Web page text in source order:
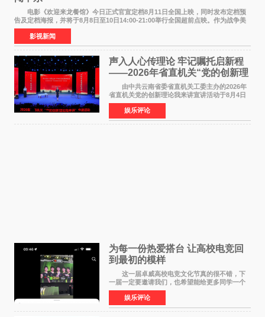
电影《欢迎来龙餐馆》今日正式官宣定档8月11日全国上映，同时发布定档预
告及定档海报，并将于8月8日至10日14:00-21:00举行全国超前点映。作为战争美
食大片，影片讲述的是中国厨师徐福（沈腾
影视新闻
声入人心传理论 牢记嘱托启新程
——2026年省直机关“党的创新理
论我来讲”宣讲活动圆满落幕
由中共云南省委省直机关工委主办的2026年
省直机关党的创新理论我来讲宣讲活动于8月4日
至5日在昆明举办。活动以 "牢记嘱托 感恩奋进
开创云南发展新局面 "为主题，坚持以新时代中国
特色社会主义
娱乐评论
为每一份热爱搭台 让高校电竞回
到最初的模样
这一届卓威高校电竞文化节真的很不错，下
一届一定要邀请我们，也希望能给更多同学一个
来到现场的机会。 2026卓威高校电竞文化节
已经落下帷幕，在活动结束后，仍有不少高校电
竞社负责人和现
娱乐评论